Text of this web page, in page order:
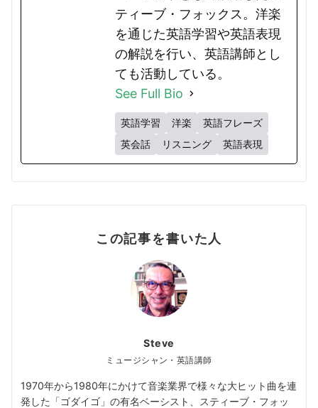
ティーブ・フォックス。洋楽
を通じた英語学習や英語表現
の解説を行い、英語講師とし
ても活動している。
See Full Bio
英語学習 洋楽
英語フレーズ
英会話
リスニング 英語表現
この記事を書いた人
Steve
ミュージシャン・英語講師
1970年から1980年にかけて音楽業界で様々な大ヒット曲を連
発した「ゴダイゴ」の有名ベーシスト、スティーブ・フォッ